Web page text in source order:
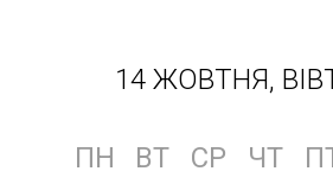
14 ЖОВТНЯ,
ПН ВТ СР ЧТ